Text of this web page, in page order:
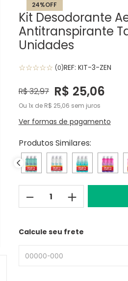
24%OFF
Kit Desodorante
Antitranspirante
Unidades
☆☆☆☆☆ (0)REF: KIT-3-ZEN
R$32,97 R$ 25,06
Ou 1 de R$ 25,06 sem juros
Ver formas de pagamento
Produtos Similares:
＋
－
Calcule seu frete